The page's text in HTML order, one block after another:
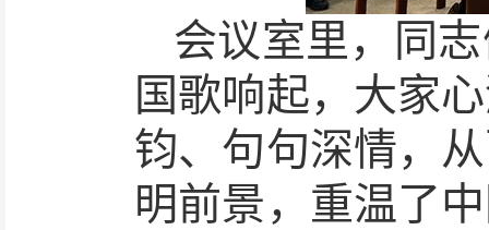
会议室里，同
国歌响起，大家
钧、句句深情，
明前景，重温了